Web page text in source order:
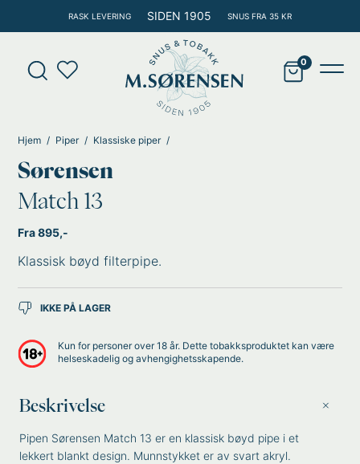
rett
innholdet
RASK LEVERING SIDEN 1905 SNUS FRA 35 KR
Products
search
Hjem Piper Klassiske piper
Sørensen
Match 13
Fra 895,-
Klassisk bøyd filterpipe.
IKKE PÅ LAGER
Kun for personer over 18 år. Dette tobakksproduktet kan være
helseskadelig og avhengighetsskapende.
Beskrivelse
Pipen Sørensen Match 13 er en klassisk bøyd pipe i et
lekkert blankt design. Munnstykket er av svart akryl.